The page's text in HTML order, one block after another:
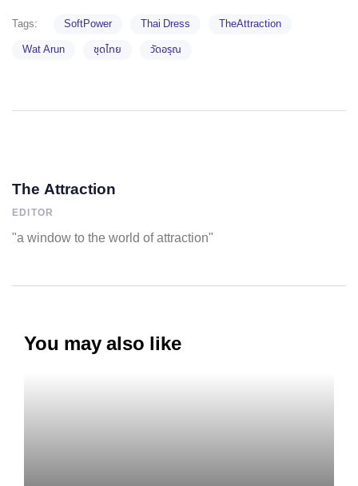
Tags: SoftPower Thai Dress
TheAttraction
Wat Arun
ชุดไทย วัดอรุณ
The Attraction
EDITOR
"a window to the world of attraction"
You may also like